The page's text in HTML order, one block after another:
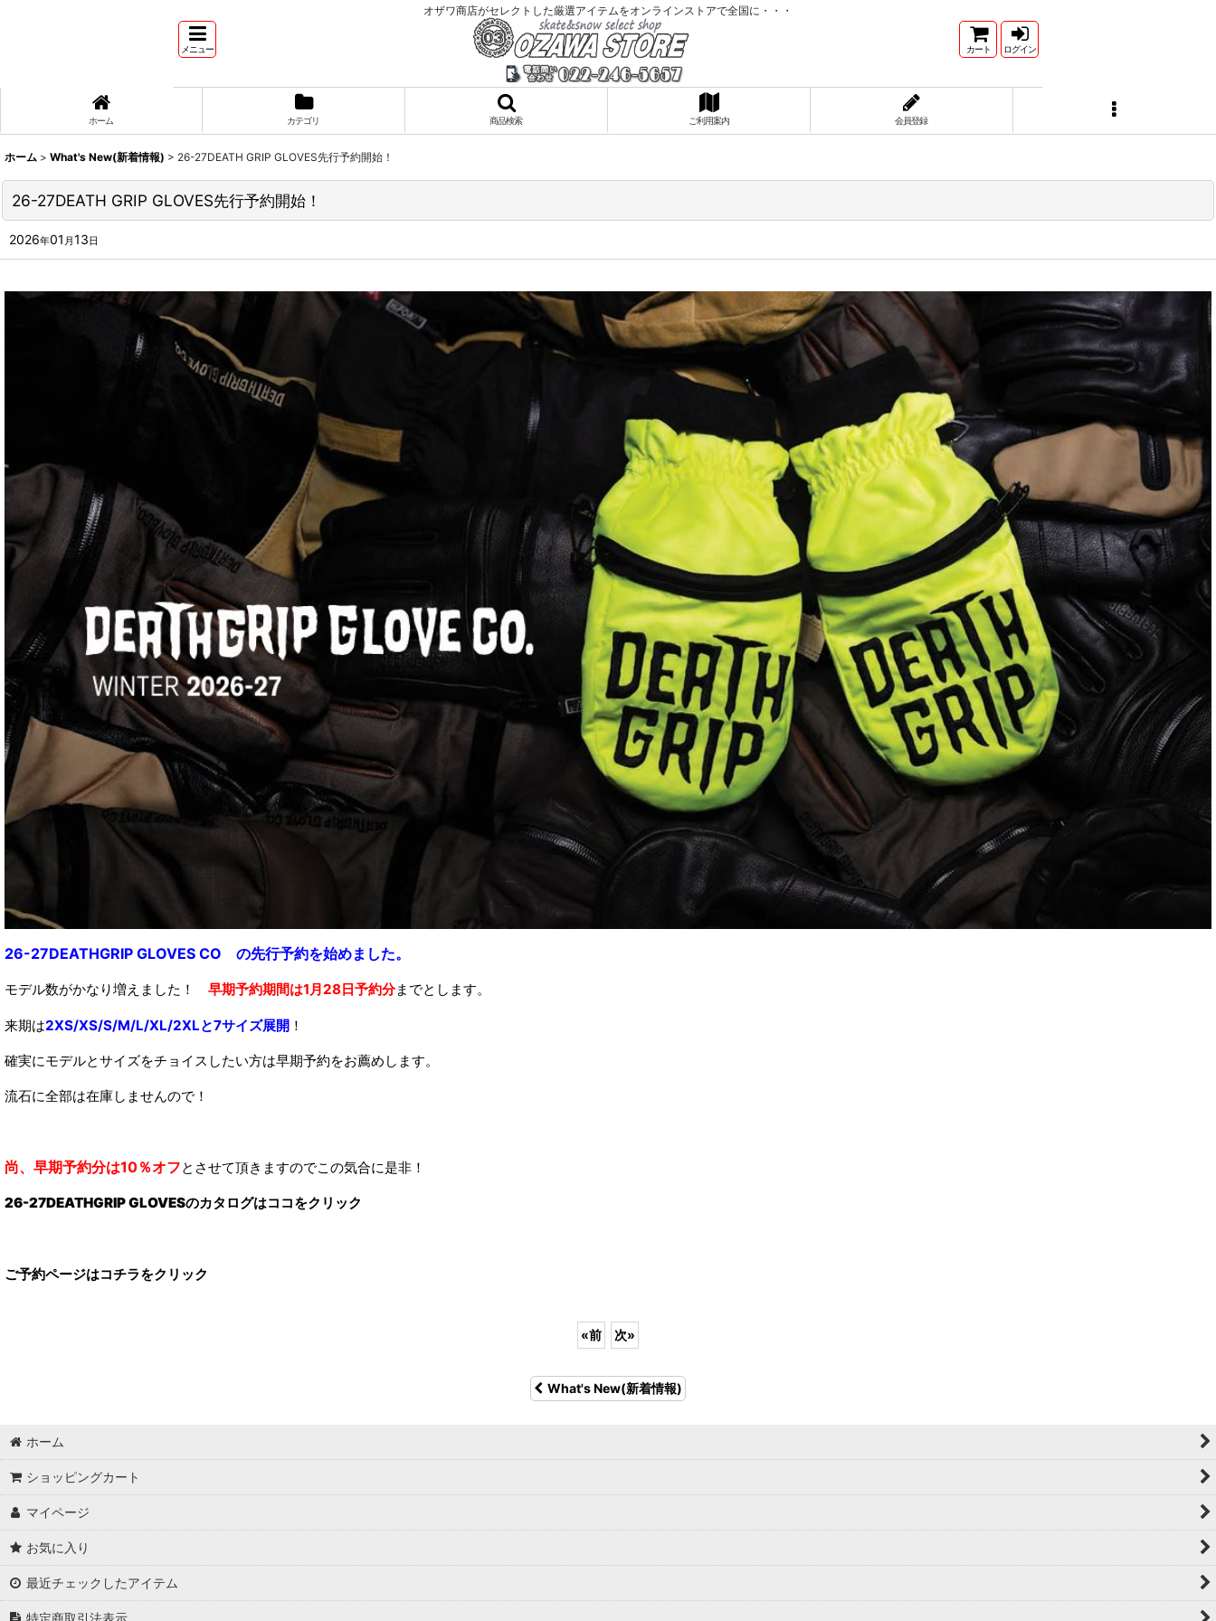
オザワ商店がセレクトした厳選アイテムをオンラインストアで全国に・・・
メニュー カート ログイン
ホーム カテゴリ 商品検索 ご利用案内 会員登録
ホーム > What's New(新着情報) > 26-27DEATH GRIP GLOVES先行予約開始！
26-27DEATH GRIP GLOVES先行予約開始！
2026年01 月 13 日
26-27DEATHGRIP GLOVES CO の先行予約を始めました。
モデル数がかなり増えました！ 早期予約期間は1月28日予約分までとします。
来期は2XS/XS/S/M/L/XL/2XLと7サイズ展開 ！
確実にモデルとサイズをチョイスしたい方は早期予約をお薦めします。
流石に全部は在庫しませんので！
尚、早期予約分は10％オフとさせて頂きますのでこの気合に是非！
26-27DEATHGRIP GLOVESのカタログはココをクリック
ご予約ページはコチラをクリック
«前 次»
What's New(新着情報)
ホーム
ショッピングカート
マイページ
お気に入り
最近チェックしたアイテム
特定商取引法表示